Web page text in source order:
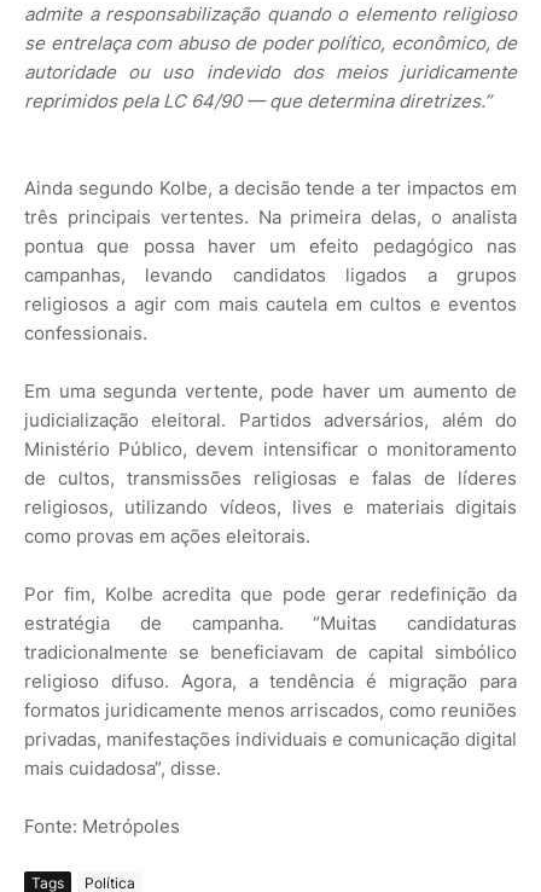
admite a responsabilização quando o elemento religioso
se entrelaça com abuso de poder político, econômico, de
autoridade ou uso indevido dos meios juridicamente
reprimidos pela LC 64/90 — que determina diretrizes.”
Ainda segundo Kolbe, a decisão tende a ter impactos em
três principais vertentes. Na primeira delas, o analista
pontua que possa haver um efeito pedagógico nas
campanhas, levando candidatos ligados a grupos
religiosos a agir com mais cautela em cultos e eventos
confessionais.
Em uma segunda vertente, pode haver um aumento de
judicialização eleitoral. Partidos adversários, além do
Ministério Público, devem intensificar o monitoramento
de cultos, transmissões religiosas e falas de líderes
religiosos, utilizando vídeos, lives e materiais digitais
como provas em ações eleitorais.
Por fim, Kolbe acredita que pode gerar redefinição da
estratégia de campanha. “Muitas candidaturas
tradicionalmente se beneficiavam de capital simbólico
religioso difuso. Agora, a tendência é migração para
formatos juridicamente menos arriscados, como reuniões
privadas, manifestações individuais e comunicação digital
mais cuidadosa“, disse.
Fonte: Metrópoles
Tags Política